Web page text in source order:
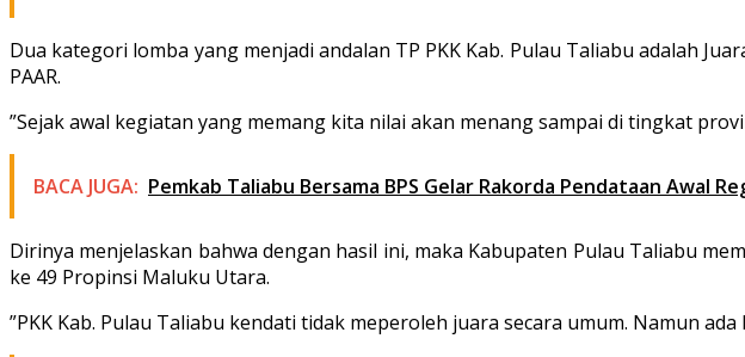
Dua kategori lomba yang menjadi andalan TP PKK Kab. Pulau Taliabu adalah
PAAR.
”Sejak awal kegiatan yang memang kita nilai akan menang sampai di tingkat
BACA JUGA: Pemkab Taliabu Bersama BPS Gelar Rakorda Pendataan Awal
Dirinya menjelaskan bahwa dengan hasil ini, maka Kabupaten Pulau Taliabu
ke 49 Propinsi Maluku Utara.
”PKK Kab. Pulau Taliabu kendati tidak meperoleh juara secara umum. Namun